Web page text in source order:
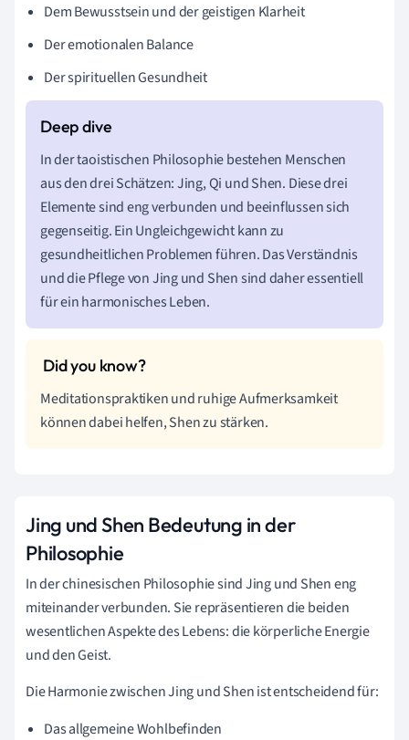
Dem Bewusstsein und der geistigen Klarheit
Der emotionalen Balance
Der spirituellen Gesundheit
In der taoistischen Philosophie bestehen Menschen
aus den drei Schätzen: Jing, Qi und Shen. Diese drei
Elemente sind eng verbunden und beeinflussen sich
gegenseitig. Ein Ungleichgewicht kann zu
gesundheitlichen Problemen führen. Das Verständnis
und die Pflege von Jing und Shen sind daher essentiell
für ein harmonisches Leben.
Meditationspraktiken und ruhige Aufmerksamkeit
können dabei helfen, Shen zu stärken.
Jing und Shen Bedeutung in der
Philosophie
In der chinesischen Philosophie sind Jing und Shen eng
miteinander verbunden. Sie repräsentieren die beiden
wesentlichen Aspekte des Lebens: die körperliche Energie
und den Geist.
Die Harmonie zwischen Jing und Shen ist entscheidend für:
Das allgemeine Wohlbefinden